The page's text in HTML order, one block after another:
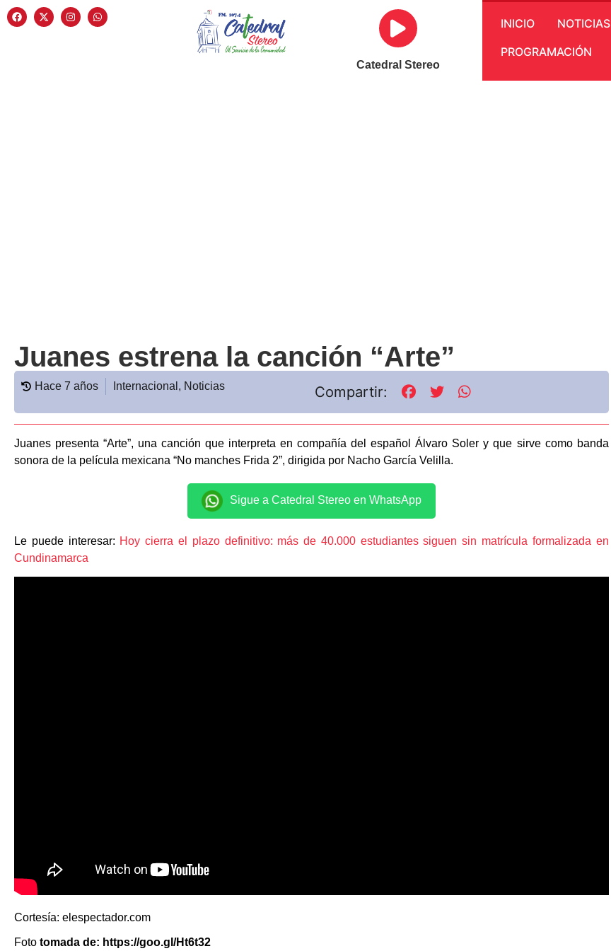
Catedral Stereo
INICIO NOTICIAS
PROGRAMACIÓN
Juanes estrena la canción “Arte”
Hace 7 años Internacional , Noticias Compartir:
Juanes presenta “Arte”, una canción que interpreta en compañía del español Álvaro Soler y que sirve como banda
sonora de la película mexicana “No manches Frida 2”, dirigida por Nacho García Velilla.
Sigue a Catedral Stereo en WhatsApp
Le puede interesar: Hoy cierra el plazo definitivo: más de 40.000 estudiantes siguen sin matrícula formalizada en
Cundinamarca
Cortesía: elespectador.com
Foto tomada de: https://goo.gl/Ht6t32